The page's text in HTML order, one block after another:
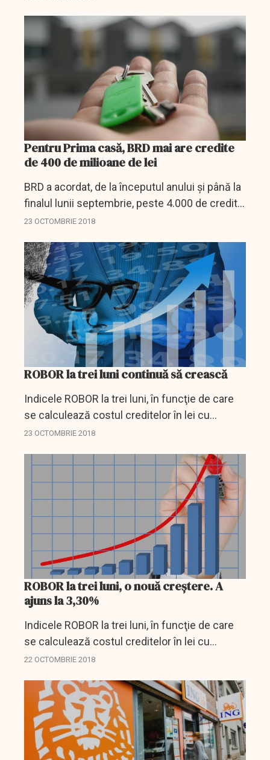
3,38% pe an, de...
Pentru Prima casă, BRD mai are credite
de 400 de milioane de lei
BRD a acordat, de la începutul anului şi până la
finalul lunii septembrie, peste 4.000 de credite
"Prima Casă" în valoare de aproximativ 800 de
acordate...
23 OCTOMBRIE 2018
ROBOR la trei luni continuă să crească
Indicele ROBOR la trei luni, în funcţie de care
se calculează costul creditelor în lei cu
dobânda variabilă, continuă să crească,
pe an, de...
23 OCTOMBRIE 2018
ROBOR la trei luni, o nouă creştere. A
ajuns la 3,30%
Indicele ROBOR la trei luni, în funcţie de care
se calculează costul creditelor în lei cu
dobânda variabilă, continuă să crească,
pe an, de...
22 OCTOMBRIE 2018